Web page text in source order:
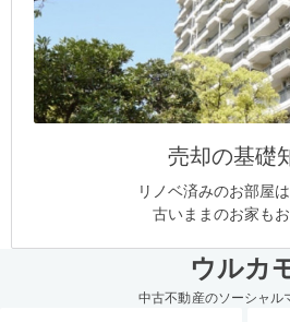
売却の基礎
リノベ済みのお部屋
古いままのお家も
ウルカ
中古不動産のソーシャル